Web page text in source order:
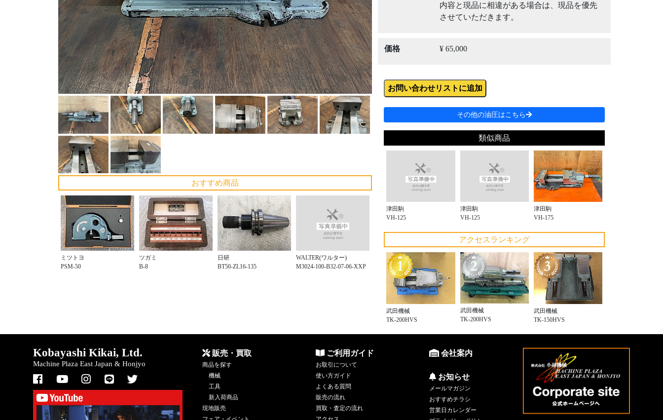
おすすめ商品
ミツトヨ
PSM-50
ツガミ
B-8
日研
BT50-ZL16-135
WALTER(ワルター)
M3024-100-B32-07-06-XXP
内容と現品に相違がある場合は、現品を優先
させていただきます。
価格 ¥ 65,000
お問い合わせリストに追加
その他の油圧はこちら
類似商品
津田駒
VH-125
津田駒
VH-125
津田駒
VH-175
アクセスランキング
武田機械
TK-200HVS
武田機械
TK-200HVS
武田機械
TK-150HVS
Kobayashi Kikai, Ltd.
Machine Plaza East Japan & Honjyo
販売・買取
商品を探す
機械
工具
新入荷商品
現地販売
ご利用ガイド
お取引について
使い方ガイド
よくある質問
販売の流れ
買取・査定の流れ
会社案内
お知らせ
メールマガジン
おすすめチラシ
営業日カレンダー